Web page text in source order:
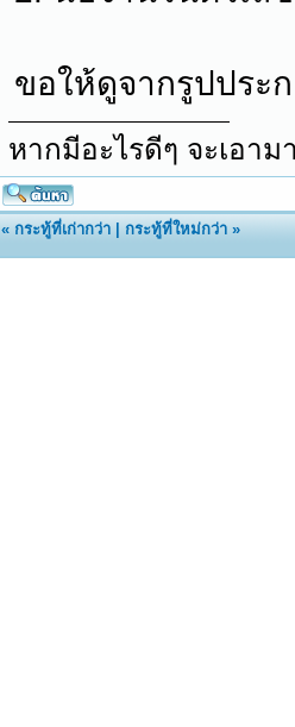
ขอให้ดูจากรูปประ
หากมีอะไรดีๆ จะเอา
«กระทู้ที่เก่ากว่า |กระทู้ที่ใหม่กว่า »